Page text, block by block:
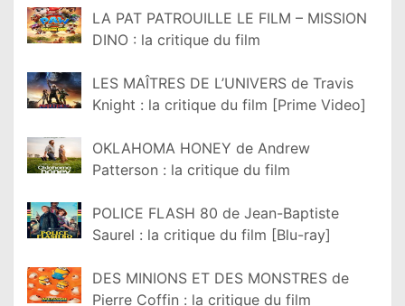
LA PAT PATROUILLE LE FILM – MISSION
DINO : la critique du film
LES MAÎTRES DE L’UNIVERS de Travis
Knight : la critique du film [Prime Video]
OKLAHOMA HONEY de Andrew
Patterson : la critique du film
POLICE FLASH 80 de Jean-Baptiste
Saurel : la critique du film [Blu-ray]
DES MINIONS ET DES MONSTRES de
Pierre Coffin : la critique du film